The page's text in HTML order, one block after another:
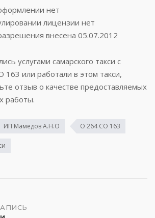
нет
лицензии нет
внесена 05.07.2012
услугами самарского такси с
или работали в этом такси,
отзыв о качестве предоставляемых
работы.
ИП Мамедов А.Н.О О 264 СО 163